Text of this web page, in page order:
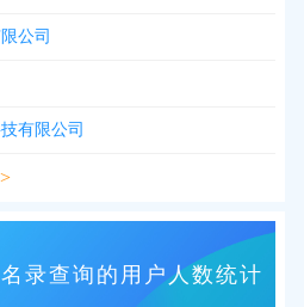
公司
有限公司
录查询的用户人数统计